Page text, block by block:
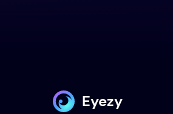
Eyezy